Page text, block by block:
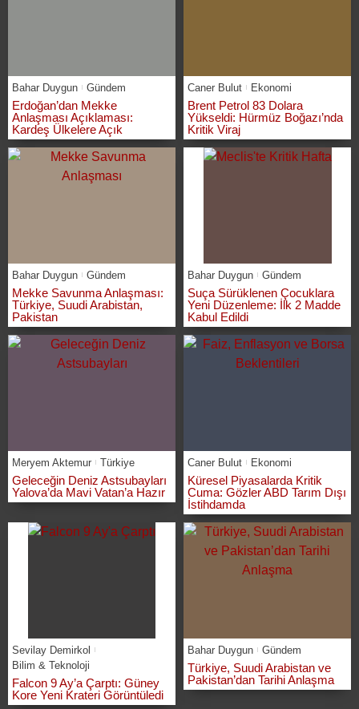
Bahar Duygun Gündem
Erdoğan’dan Mekke
Anlaşması Açıklaması:
Kardeş Ülkelere Açık
Caner Bulut Ekonomi
Brent Petrol 83 Dolara
Yükseldi: Hürmüz Boğazı’nda
Kritik Viraj
Bahar Duygun Gündem
Mekke Savunma Anlaşması:
Türkiye, Suudi Arabistan,
Pakistan
Bahar Duygun Gündem
Suça Sürüklenen Çocuklara
Yeni Düzenleme: İlk 2 Madde
Kabul Edildi
Meryem Aktemur Türkiye
Geleceğin Deniz Astsubayları
Yalova’da Mavi Vatan’a Hazır
Caner Bulut Ekonomi
Küresel Piyasalarda Kritik
Cuma: Gözler ABD Tarım Dışı
İstihdamda
Sevilay Demirkol
Bilim & Teknoloji
Falcon 9 Ay’a Çarptı: Güney
Kore Yeni Krateri Görüntüledi
Bahar Duygun Gündem
Türkiye, Suudi Arabistan ve
Pakistan’dan Tarihi Anlaşma